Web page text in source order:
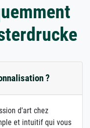
?
d'art chez
et intuitif qui vous